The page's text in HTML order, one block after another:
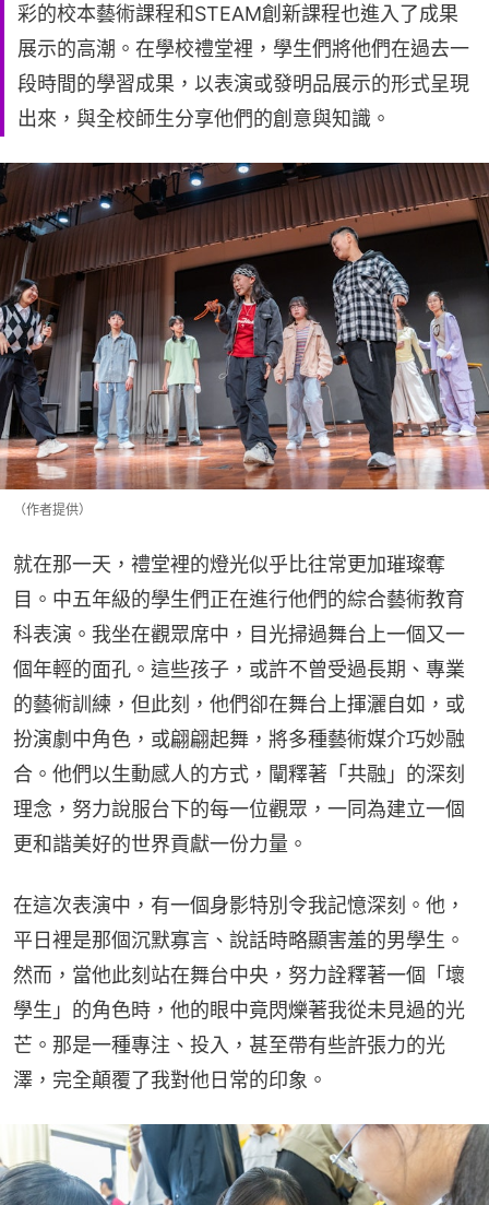
彩的校本藝術課程和STEAM創新課程也進入了成果
展示的高潮。在學校禮堂裡，學生們將他們在過去一
段時間的學習成果，以表演或發明品展示的形式呈現
出來，與全校師生分享他們的創意與知識。
（作者提供）
就在那一天，禮堂裡的燈光似乎比往常更加璀璨奪
目。中五年級的學生們正在進行他們的綜合藝術教育
科表演。我坐在觀眾席中，目光掃過舞台上一個又一
個年輕的面孔。這些孩子，或許不曾受過長期、專業
的藝術訓練，但此刻，他們卻在舞台上揮灑自如，或
扮演劇中角色，或翩翩起舞，將多種藝術媒介巧妙融
合。他們以生動感人的方式，闡釋著「共融」的深刻
理念，努力說服台下的每一位觀眾，一同為建立一個
更和諧美好的世界貢獻一份力量。
在這次表演中，有一個身影特別令我記憶深刻。他，
平日裡是那個沉默寡言、說話時略顯害羞的男學生。
然而，當他此刻站在舞台中央，努力詮釋著一個「壞
學生」的角色時，他的眼中竟閃爍著我從未見過的光
芒。那是一種專注、投入，甚至帶有些許張力的光
澤，完全顛覆了我對他日常的印象。